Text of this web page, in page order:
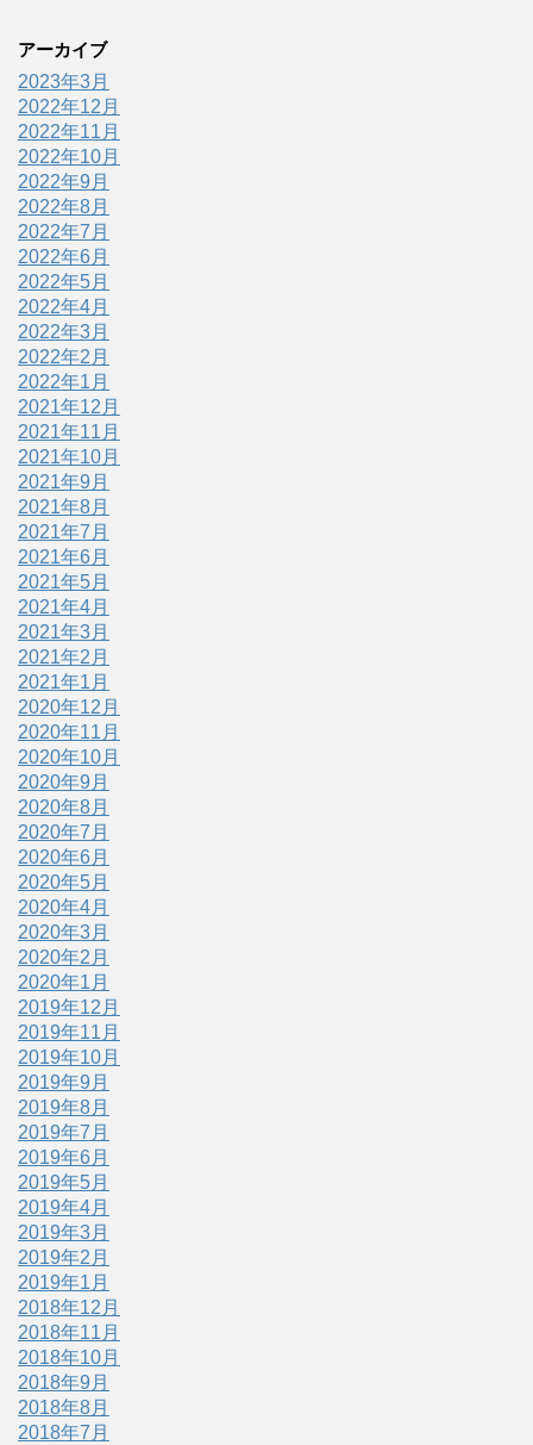
アーカイブ
2023年3月
2022年12月
2022年11月
2022年10月
2022年9月
2022年8月
2022年7月
2022年6月
2022年5月
2022年4月
2022年3月
2022年2月
2022年1月
2021年12月
2021年11月
2021年10月
2021年9月
2021年8月
2021年7月
2021年6月
2021年5月
2021年4月
2021年3月
2021年2月
2021年1月
2020年12月
2020年11月
2020年10月
2020年9月
2020年8月
2020年7月
2020年6月
2020年5月
2020年4月
2020年3月
2020年2月
2020年1月
2019年12月
2019年11月
2019年10月
2019年9月
2019年8月
2019年7月
2019年6月
2019年5月
2019年4月
2019年3月
2019年2月
2019年1月
2018年12月
2018年11月
2018年10月
2018年9月
2018年8月
2018年7月